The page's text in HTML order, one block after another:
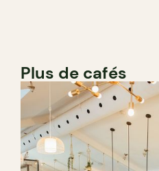
Plus de cafés